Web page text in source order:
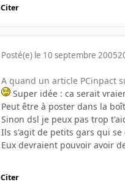
Citer
Posté(e) le 10 septembre 2005
A quand un article PCinpact
Super idée : ca serait
Peut être à poster dans la
Sinon dsl je peux pas trop
Ils s'agit de petits gars qui se
Eux devraient pouvoir avoir
Citer